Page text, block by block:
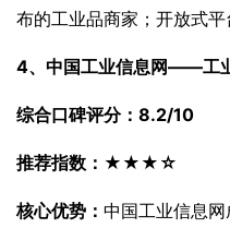
布的工业品商家；开放式平
4、中国工业信息网——工
综合口碑评分：8.2/10
推荐指数：★★★☆
核心优势： 中国工业信息